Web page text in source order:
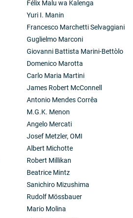
déployée à l’Académie
années, le Saint-Père a voulu le
honoraire.
Félix Malu wa Kalenga
Yuri I. Manin
Francesco Marchetti Selvaggiani
Guglielmo Marconi
Giovanni Battista Marini-Bettòlo
Domenico Marotta
Carlo Maria Martini
James Robert McConnell
Antonio Mendes Corrêa
M.G.K. Menon
Angelo Mercati
Josef Metzler, OMI
Albert Michotte
Robert Millikan
Beatrice Mintz
Sanichiro Mizushima
Rudolf Mössbauer
Mario Molina